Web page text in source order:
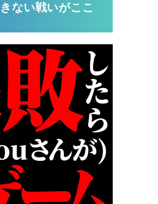
ない戦いがここ